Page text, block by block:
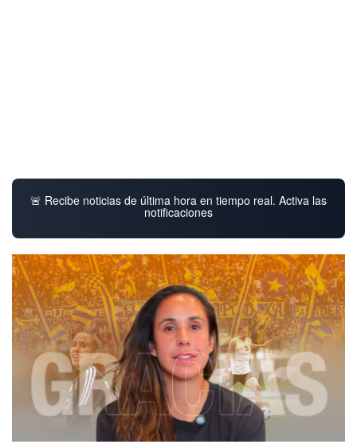
🚨 Recibe noticias de última hora en tiempo real. Activa las
notificaciones